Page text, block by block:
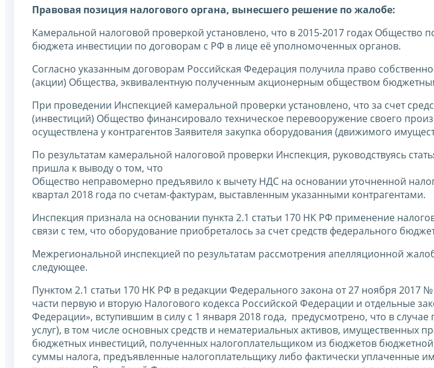
Правовая позиция налогового органа, вынесшего решение по жалобе:
Камеральной налоговой проверкой установлено, что в 2015-2017 годах Общество
бюджета инвестиции по договорам с РФ в лице её уполномоченных органов.
Согласно указанным договорам Российская Федерация получила право
(акции) Общества, эквивалентную полученным акционерным обществом
При проведении Инспекцией камеральной проверки установлено, что за счет
(инвестиций) Общество финансировало техническое перевооружение своего
осуществлена у контрагентов Заявителя закупка оборудования (движимого
По результатам камеральной налоговой проверки Инспекция, руководствуясь
пришла к выводу о том, что
Общество неправомерно предъявило к вычету НДС на основании уточненной
квартал 2018 года по счетам-фактурам, выставленным указанными контрагентами.
Инспекция признала на основании пункта 2.1 статьи 170 НК РФ применение
связи с тем, что оборудование приобреталось за счет средств федерального
Межрегиональной инспекцией по результатам рассмотрения апелляционной
следующее.
Пунктом 2.1 статьи 170 НК РФ в редакции Федерального закона от 27 ноября 2017
части первую и вторую Налогового кодекса Российской Федерации и отдельные
Федерации», вступившим в силу с 1 января 2018 года, предусмотрено, что в
услуг), в том числе основных средств и нематериальных активов, имущественных
бюджетных инвестиций, полученных налогоплательщиком из бюджетов
суммы налога, предъявленные налогоплательщику либо фактически уплаченные